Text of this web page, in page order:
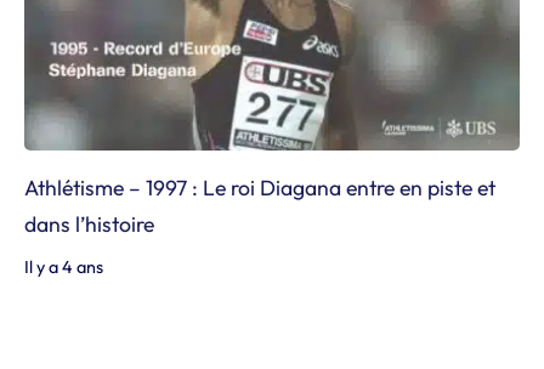
Athlétisme – 1997 : Le roi Diagana entre en piste et
dans l’histoire
Il y a 4 ans